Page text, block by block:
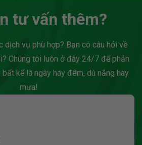
tư vấn thêm?
dịch vụ phù hợp? Bạn có câu hỏi về
Chúng tôi luôn ở đây 24/7 để phản
kể là ngày hay đêm, dù nắng hay
mưa!